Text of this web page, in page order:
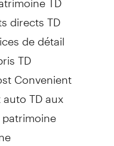
directs TD
de détail
TD
Convenient
TD aux